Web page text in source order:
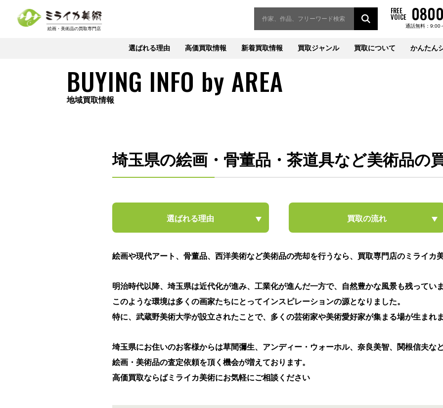
FREE
VOICE
通話無料：9:00
選ばれる理由 高価買取情報 新着買取情報 買取ジャンル 買取について かんたん
BUYING INFO by AREA
地域買取情報
埼玉県の絵画・骨董品・茶道具など美術品の
選ばれる理由 買取の流れ
絵画や現代アート、骨董品、西洋美術など美術品の売却を行うなら、買取専門店のミライカ
明治時代以降、埼玉県は近代化が進み、工業化が進んだ一方で、自然豊かな風景も残ってい
このような環境は多くの画家たちにとってインスピレーションの源となりました。
特に、武蔵野美術大学が設立されたことで、多くの芸術家や美術愛好家が集まる場が生まれ
埼玉県にお住いのお客様からは草間彌生、アンディー・ウォーホル、奈良美智、関根信夫な
絵画・美術品の査定依頼を頂く機会が増えております。
高価買取ならばミライカ美術にお気軽にご相談ください